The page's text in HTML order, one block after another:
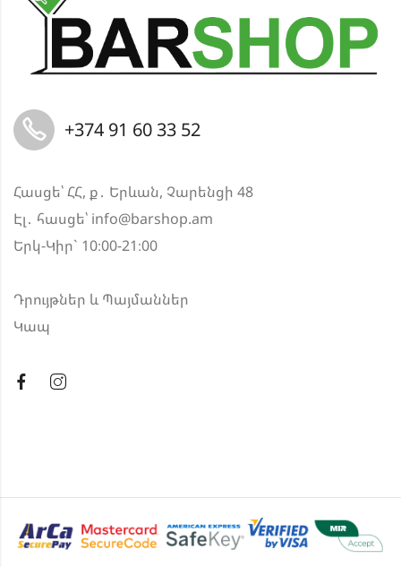
+374 91 60 33 52
Հասցե՝ ՀՀ, ք․ Երևան, Չարենցի 48
Էլ․ հասցե՝ info@barshop.am
Երկ-Կիր` 10։00-21։00
Դրույթներ և Պայմաններ
Կապ